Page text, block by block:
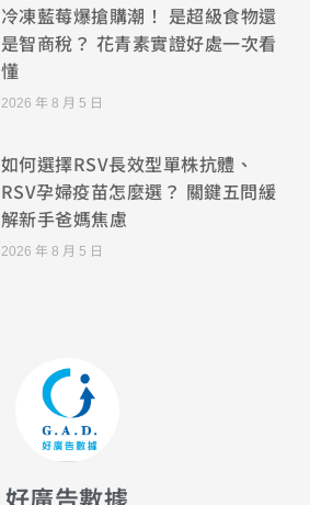
冷凍藍莓爆搶購潮！ 是超級食物還
是智商稅？ 花青素實證好處一次看
懂
2026 年 8 月 5 日
如何選擇RSV長效型單株抗體、
RSV孕婦疫苗怎麼選？ 關鍵五問緩
解新手爸媽焦慮
2026 年 8 月 5 日
好廣告數據